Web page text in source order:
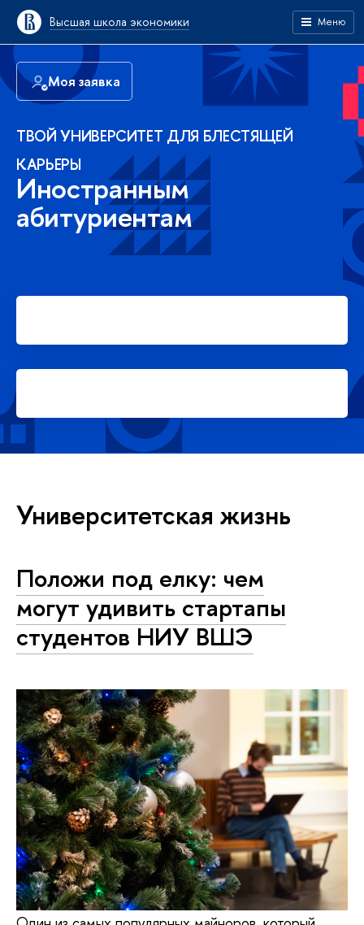
Высшая школа экономики Меню
Моя заявка
ТВОЙ УНИВЕРСИТЕТ ДЛЯ БЛЕСТЯЩЕЙ
КАРЬЕРЫ
Иностранным
абитуриентам
Университетская жизнь
Положи под елку: чем
могут удивить стартапы
студентов НИУ ВШЭ